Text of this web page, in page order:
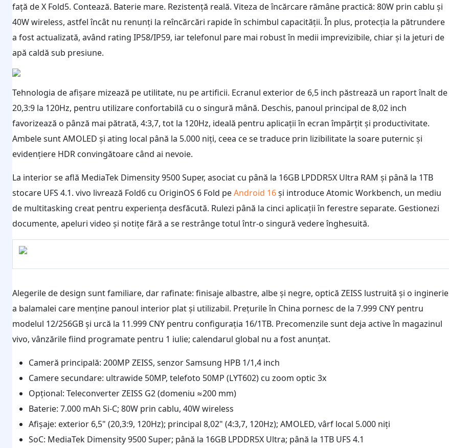
față de X Fold5. Contează. Baterie mare. Rezistență reală. Viteza de încărcare rămâne practică: 80W prin cablu și
40W wireless, astfel încât nu renunți la reîncărcări rapide în schimbul capacității. În plus, protecția la pătrundere
a fost actualizată, având rating IP58/IP59, iar telefonul pare mai robust în medii imprevizibile, chiar și la jeturi de
apă caldă sub presiune.
Tehnologia de afișare mizează pe utilitate, nu pe artificii. Ecranul exterior de 6,5 inch păstrează un raport înalt de
20,3:9 la 120Hz, pentru utilizare confortabilă cu o singură mână. Deschis, panoul principal de 8,02 inch
favorizează o pânză mai pătrată, 4:3,7, tot la 120Hz, ideală pentru aplicații în ecran împărțit și productivitate.
Ambele sunt AMOLED și ating local până la 5.000 niți, ceea ce se traduce prin lizibilitate la soare puternic și
evidențiere HDR convingătoare când ai nevoie.
La interior se află MediaTek Dimensity 9500 Super, asociat cu până la 16GB LPDDR5X Ultra RAM și până la 1TB
stocare UFS 4.1. vivo livrează Fold6 cu OriginOS 6 Fold peAndroid 16și introduce Atomic Workbench, un mediu
de multitasking creat pentru experiența desfăcută. Rulezi până la cinci aplicații în ferestre separate. Gestionezi
documente, apeluri video și notițe fără a se restrânge totul într-o singură vedere înghesuită.
Alegerile de design sunt familiare, dar rafinate: finisaje albastre, albe și negre, optică ZEISS lustruită și o inginerie
a balamalei care menține panoul interior plat și utilizabil. Prețurile în China pornesc de la 7.999 CNY pentru
modelul 12/256GB și urcă la 11.999 CNY pentru configurația 16/1TB. Precomenzile sunt deja active în magazinul
vivo, vânzările fiind programate pentru 1 iulie; calendarul global nu a fost anunțat.
Cameră principală: 200MP ZEISS, senzor Samsung HPB 1/1,4 inch
Camere secundare: ultrawide 50MP, telefoto 50MP (LYT602) cu zoom optic 3x
Opțional: Teleconverter ZEISS G2 (domeniu ≈200 mm)
Baterie: 7.000 mAh Si-C; 80W prin cablu, 40W wireless
Afișaje: exterior 6,5" (20,3:9, 120Hz); principal 8,02" (4:3,7, 120Hz); AMOLED, vârf local 5.000 niți
SoC: MediaTek Dimensity 9500 Super; până la 16GB LPDDR5X Ultra; până la 1TB UFS 4.1